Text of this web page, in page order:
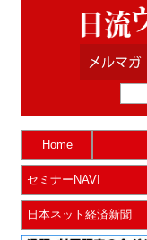
Home
セミナーNAVI
日本ネット経済新聞